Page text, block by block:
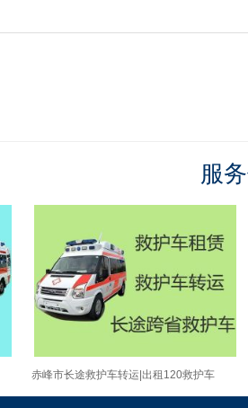
服
赤峰市长途救护车转运|出租120救护车